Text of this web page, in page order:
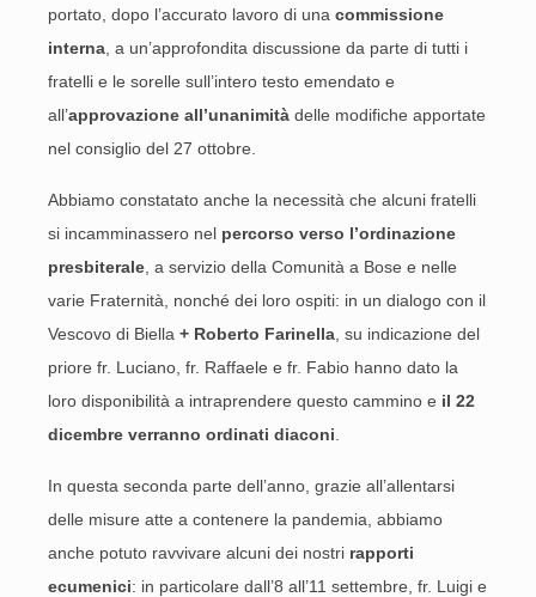
portato, dopo l’accurato lavoro di una commissione
interna , a un’approfondita discussione da parte di tutti i
fratelli e le sorelle sull’intero testo emendato e
all’approvazione all’unanimità delle modifiche apportate
nel consiglio del 27 ottobre.
Abbiamo constatato anche la necessità che alcuni fratelli
si incamminassero nel percorso verso l’ordinazione
presbiterale , a servizio della Comunità a Bose e nelle
varie Fraternità, nonché dei loro ospiti: in un dialogo con il
Vescovo di Biella + Roberto Farinella , su indicazione del
priore fr. Luciano, fr. Raffaele e fr. Fabio hanno dato la
loro disponibilità a intraprendere questo cammino e il 22
dicembre verranno ordinati diaconi
In questa seconda parte dell’anno, grazie all’allentarsi
delle misure atte a contenere la pandemia, abbiamo
anche potuto ravvivare alcuni dei nostri rapporti
ecumenici: in particolare dall’8 all’11 settembre, fr. Luigi e